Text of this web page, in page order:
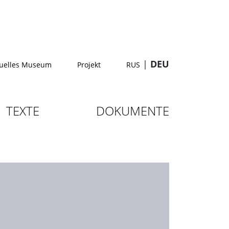
Museum Projekt RUS | DEU
TEXTE DOKUMENTE